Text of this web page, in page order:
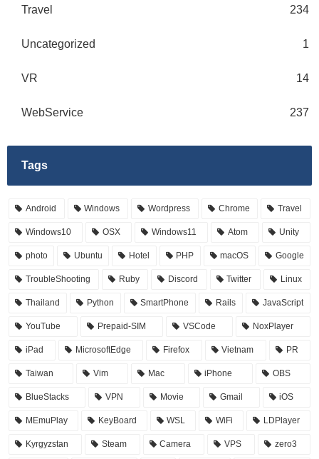
Travel 234
Uncategorized 1
VR 14
WebService 237
Tags
Android Windows Wordpress Chrome Travel
Windows10 OSX Windows11 Atom Unity
photo Ubuntu Hotel PHP macOS Google
TroubleShooting Ruby Discord Twitter Linux
Thailand Python SmartPhone Rails JavaScript
YouTube Prepaid-SIM VSCode NoxPlayer
iPad MicrosoftEdge Firefox Vietnam PR
Taiwan Vim Mac iPhone OBS
BlueStacks VPN Movie Gmail iOS
MEmuPlay KeyBoard WSL WiFi LDPlayer
Kyrgyzstan Steam Camera VPS zero3